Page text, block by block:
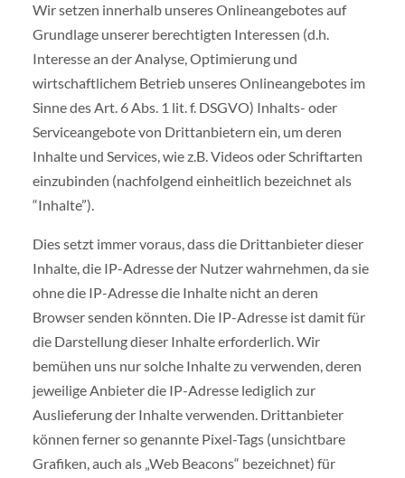
Wir setzen innerhalb unseres Onlineangebotes auf
Grundlage unserer berechtigten Interessen (d.h.
Interesse an der Analyse, Optimierung und
wirtschaftlichem Betrieb unseres Onlineangebotes im
Sinne des Art. 6 Abs. 1 lit. f. DSGVO) Inhalts- oder
Serviceangebote von Drittanbietern ein, um deren
Inhalte und Services, wie z.B. Videos oder Schriftarten
einzubinden (nachfolgend einheitlich bezeichnet als
“Inhalte”).
Dies setzt immer voraus, dass die Drittanbieter dieser
Inhalte, die IP-Adresse der Nutzer wahrnehmen, da sie
ohne die IP-Adresse die Inhalte nicht an deren
Browser senden könnten. Die IP-Adresse ist damit für
die Darstellung dieser Inhalte erforderlich. Wir
bemühen uns nur solche Inhalte zu verwenden, deren
jeweilige Anbieter die IP-Adresse lediglich zur
Auslieferung der Inhalte verwenden. Drittanbieter
können ferner so genannte Pixel-Tags (unsichtbare
Grafiken, auch als „Web Beacons“ bezeichnet) für